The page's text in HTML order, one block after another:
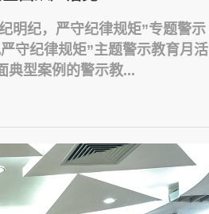
明纪，严守纪律规矩”专题警示
守纪律规矩”主题警示教育月活
典型案例的警示教...